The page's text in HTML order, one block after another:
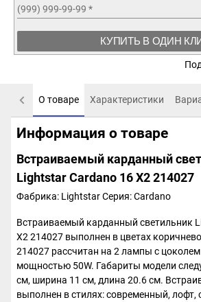
(999) 999-99-99 *
КУПИТЬ В ОДИН
О товаре Характеристики
Информация о товаре
Встраиваемый карданный
Lightstar Cardano 16 X2 214027
Фабрика: LightstarСерия: Cardano
Встраиваемый карданный светильник
X2 214027 выполнен в цветах
214027 рассчитан на 2 лампы с цоколем
мощностью 50W. Габариты модели
см, ширина 11 см, длина 20.6 см.
выполнен в стилях: современный, лофт,